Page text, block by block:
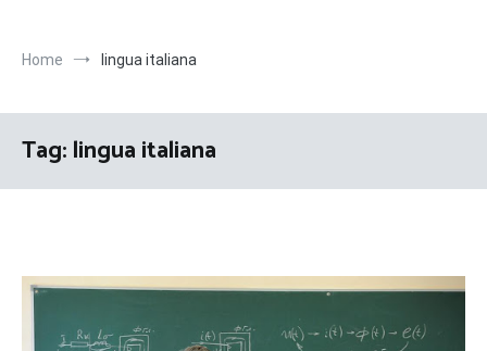
Home lingua italiana
Tag:lingua italiana